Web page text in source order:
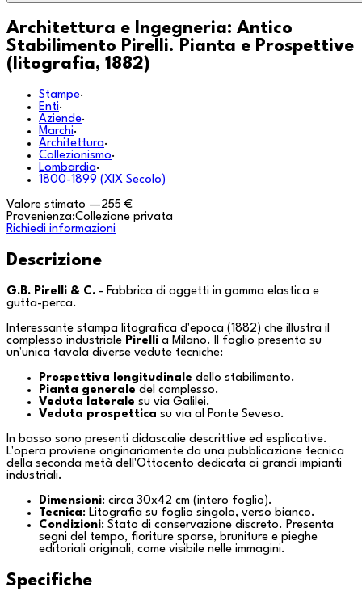
Architettura e Ingegneria: Antico
Stabilimento Pirelli. Pianta e Prospettive
(litografia, 1882)
Stampe·
Enti·
Aziende·
Marchi·
Architettura·
Collezionismo·
Lombardia·
1800-1899 (XIX Secolo)
Valore stimato —255 €
Provenienza:Collezione privata
Richiedi informazioni
Descrizione
G.B. Pirelli & C. - Fabbrica di oggetti in gomma elastica e
gutta-perca.
Interessante stampa litografica d'epoca (1882) che illustra il
complesso industriale Pirelli a Milano. Il foglio presenta su
un'unica tavola diverse vedute tecniche:
Prospettiva longitudinale dello stabilimento.
Pianta generale del complesso.
Veduta laterale su via Galilei.
Veduta prospettica su via al Ponte Seveso.
In basso sono presenti didascalie descrittive ed esplicative.
L'opera proviene originariamente da una pubblicazione tecnica
della seconda metà dell'Ottocento dedicata ai grandi impianti
industriali.
Dimensioni: circa 30x42 cm (intero foglio).
Tecnica: Litografia su foglio singolo, verso bianco.
Condizioni: Stato di conservazione discreto. Presenta
segni del tempo, fioriture sparse, bruniture e pieghe
editoriali originali, come visibile nelle immagini.
Specifiche